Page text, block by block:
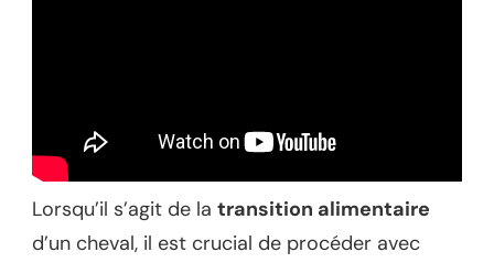
Lorsqu’il s’agit de la transition alimentaire
d’un cheval, il est crucial de procéder avec